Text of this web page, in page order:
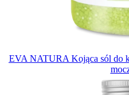
EVA NATURA Kojąca sól do